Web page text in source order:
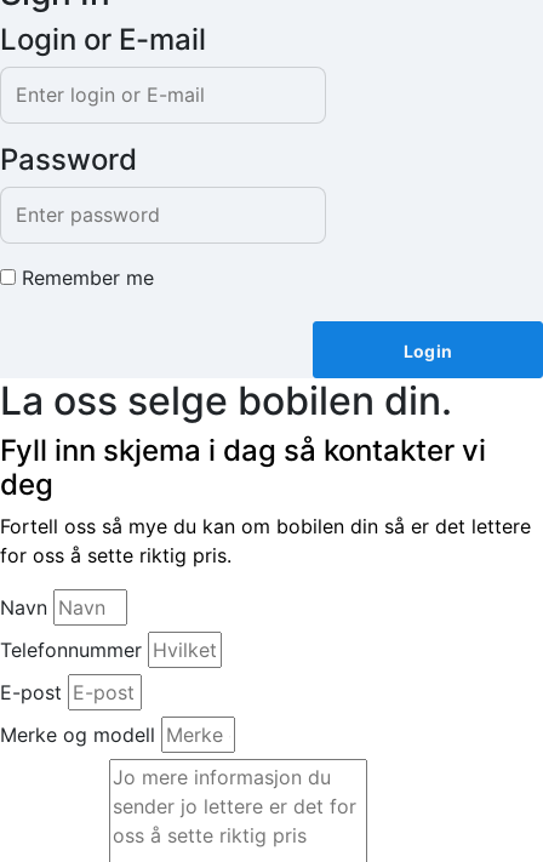
Login or E-mail
Password
Remember me
La oss selge bobilen din.
Fyll inn skjema i dag så kontakter vi
deg
Fortell oss så mye du kan om bobilen din så er det lettere
for oss å sette riktig pris.
Navn
Telefonnummer
E-post
Merke og modell